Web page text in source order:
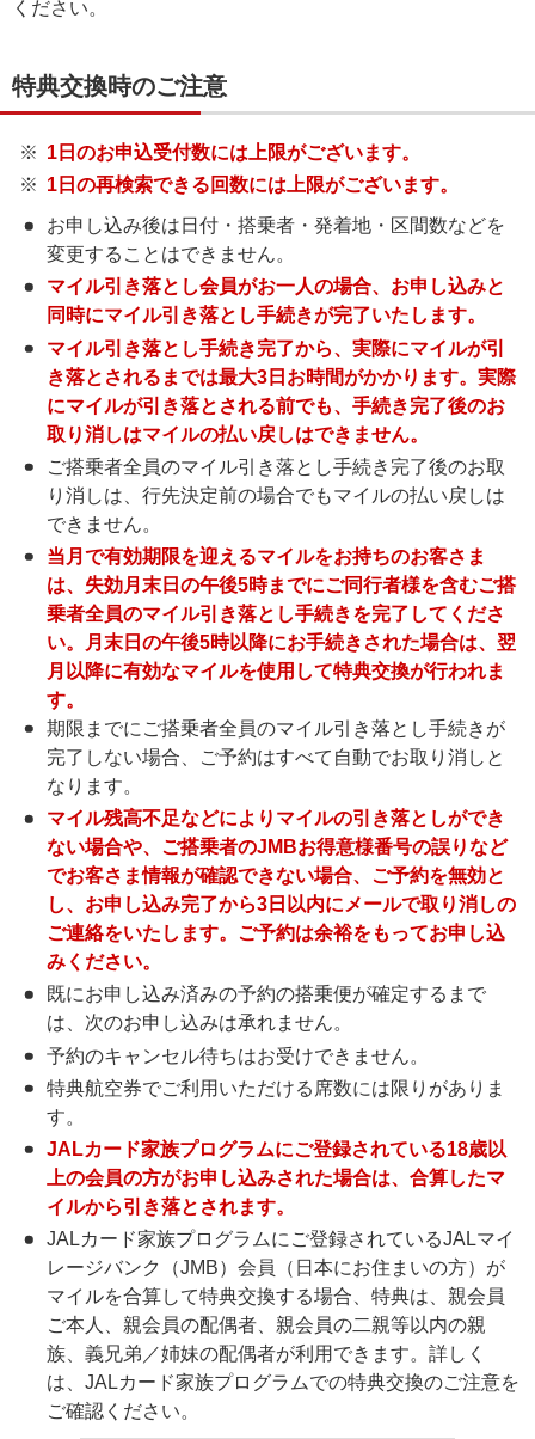
ください。
特典交換時のご注意
1日のお申込受付数には上限がございます。
1日の再検索できる回数には上限がございます。
お申し込み後は日付・搭乗者・発着地・区間数などを
変更することはできません。
マイル引き落とし会員がお一人の場合、お申し込みと
同時にマイル引き落とし手続きが完了いたします。
マイル引き落とし手続き完了から、実際にマイルが引
き落とされるまでは最大3日お時間がかかります。実際
にマイルが引き落とされる前でも、手続き完了後のお
取り消しはマイルの払い戻しはできません。
ご搭乗者全員のマイル引き落とし手続き完了後のお取
り消しは、行先決定前の場合でもマイルの払い戻しは
できません。
当月で有効期限を迎えるマイルをお持ちのお客さま
は、失効月末日の午後5時までにご同行者様を含むご搭
乗者全員のマイル引き落とし手続きを完了してくださ
い。月末日の午後5時以降にお手続きされた場合は、翌
月以降に有効なマイルを使用して特典交換が行われま
す。
期限までにご搭乗者全員のマイル引き落とし手続きが
完了しない場合、ご予約はすべて自動でお取り消しと
なります。
マイル残高不足などによりマイルの引き落としができ
ない場合や、ご搭乗者のJMBお得意様番号の誤りなど
でお客さま情報が確認できない場合、ご予約を無効と
し、お申し込み完了から3日以内にメールで取り消しの
ご連絡をいたします。ご予約は余裕をもってお申し込
みください。
既にお申し込み済みの予約の搭乗便が確定するまで
は、次のお申し込みは承れません。
予約のキャンセル待ちはお受けできません。
特典航空券でご利用いただける席数には限りがありま
す。
JALカード家族プログラムにご登録されている18歳以
上の会員の方がお申し込みされた場合は、合算したマ
イルから引き落とされます。
JALカード家族プログラムにご登録されているJALマイ
レージバンク（JMB）会員（日本にお住まいの方）が
マイルを合算して特典交換する場合、特典は、親会員
ご本人、親会員の配偶者、親会員の二親等以内の親
族、義兄弟／姉妹の配偶者が利用できます。詳しく
は、JALカード家族プログラムでの特典交換のご注意を
ご確認ください。